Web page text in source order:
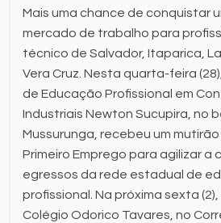
Mais uma chance de conquistar
mercado de trabalho para
técnico de Salvador, Itaparica,
Vera Cruz. Nesta quarta-feira
de Educação Profissional em
Industriais Newton Sucupira, no
Mussurunga, recebeu um
Primeiro Emprego para agilizar
egressos da rede estadual de
profissional. Na próxima sexta
Colégio Odorico Tavares, no